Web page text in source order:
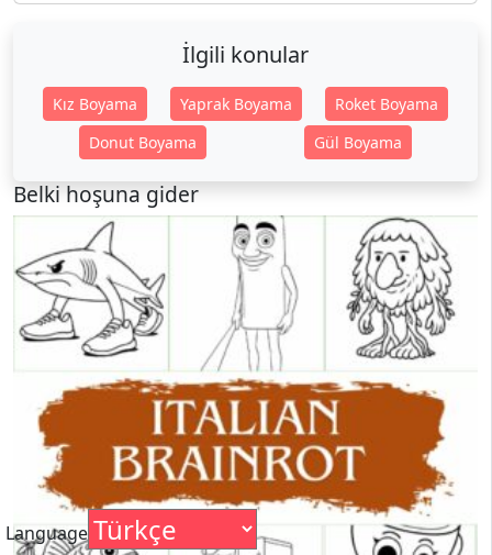
İlgili konular
Kız Boyama Yaprak Boyama
Roket Boyama
Donut Boyama
Gül Boyama
Belki hoşuna gider
Language